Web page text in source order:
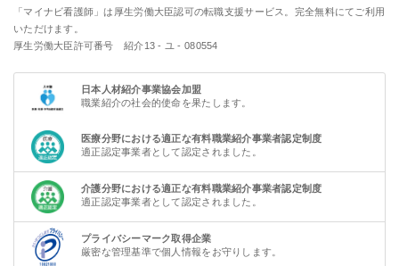
「マイナビ看護師」は厚生労働大臣認可の転職支援サービス。完全無料にてご利用
いただけます。
厚生労働大臣許可番号 紹介13 - ユ - 080554
日本人材紹介事業協会加盟
職業紹介の社会的使命を果たします。
医療分野における適正な有料職業紹介事業者認定制度
適正認定事業者として認定されました。
介護分野における適正な有料職業紹介事業者認定制度
適正認定事業者として認定されました。
プライバシーマーク取得企業
厳密な管理基準で個人情報をお守りします。